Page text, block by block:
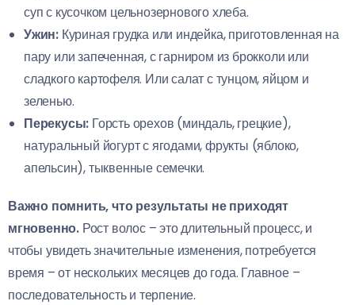
суп с кусочком цельнозернового хлеба.
Ужин: Куриная грудка или индейка, приготовленная на
пару или запеченная, с гарниром из брокколи или
сладкого картофеля. Или салат с тунцом, яйцом и
зеленью.
Перекусы: Горсть орехов (миндаль, грецкие),
натуральный йогурт с ягодами, фрукты (яблоко,
апельсин), тыквенные семечки.
Важно помнить, что результаты не приходят
мгновенно. Рост волос – это длительный процесс, и
чтобы увидеть значительные изменения, потребуется
время – от нескольких месяцев до года. Главное –
последовательность и терпение.